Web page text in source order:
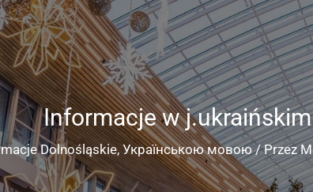
Informacje w j.ukraińskim
Dolnośląskie,Українською мовою/ Przez